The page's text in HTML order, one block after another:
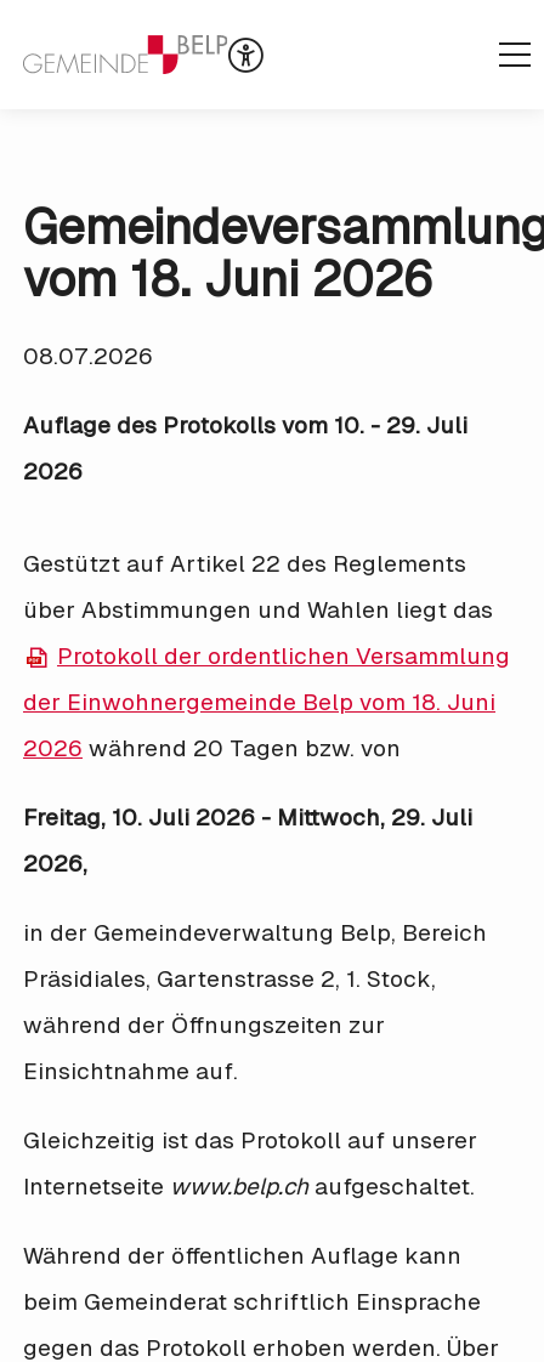
vom 18. Juni 2026
08.07.2026
Auflage des Protokolls vom 10. - 29. Juli
2026
Gestützt auf Artikel 22 des Reglements
über Abstimmungen und Wahlen liegt das
Protokoll der ordentlichen Versammlung
der Einwohnergemeinde Belp vom 18. Juni
2026 während 20 Tagen bzw. von
Freitag, 10. Juli 2026 - Mittwoch, 29. Juli
2026,
in der Gemeindeverwaltung Belp, Bereich
Präsidiales, Gartenstrasse 2, 1. Stock,
während der Öffnungszeiten zur
Einsichtnahme auf.
Gleichzeitig ist das Protokoll auf unserer
Internetseite www.belp.chaufgeschaltet.
Während der öffentlichen Auflage kann
beim Gemeinderat schriftlich Einsprache
gegen das Protokoll erhoben werden. Über